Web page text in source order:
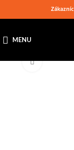
MENU
Klikni pre